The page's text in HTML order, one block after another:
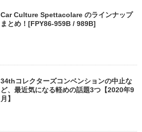
Car Culture Spettacolare のラインナップ
まとめ！[FPY86-959B / 989B]
34thコレクターズコンベンションの中止な
ど、最近気になる軽めの話題3つ【2020年9
月】